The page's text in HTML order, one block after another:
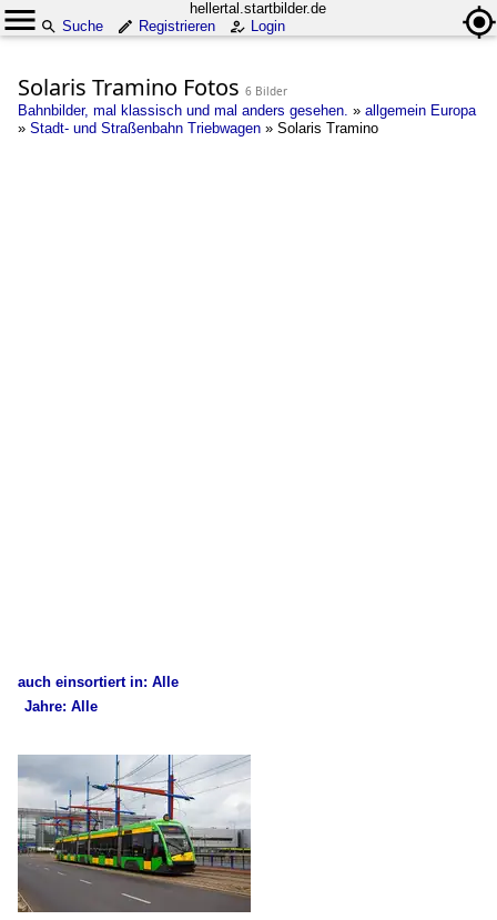
hellertal.startbilder.de
Suche
Registrieren Login
Solaris Tramino Fotos 6 Bilder
Bahnbilder, mal klassisch und mal anders gesehen. » allgemein Europa
» Stadt- und Straßenbahn Triebwagen » Solaris Tramino
auch einsortiert in: Alle
allgemein Europa
Stadt- und Straßenbahn Triebwagen
Werdau /VVB LOWA ET 50 / EB 50
Jahre: Alle
2010
2012
2019